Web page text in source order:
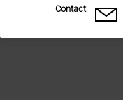
Contact